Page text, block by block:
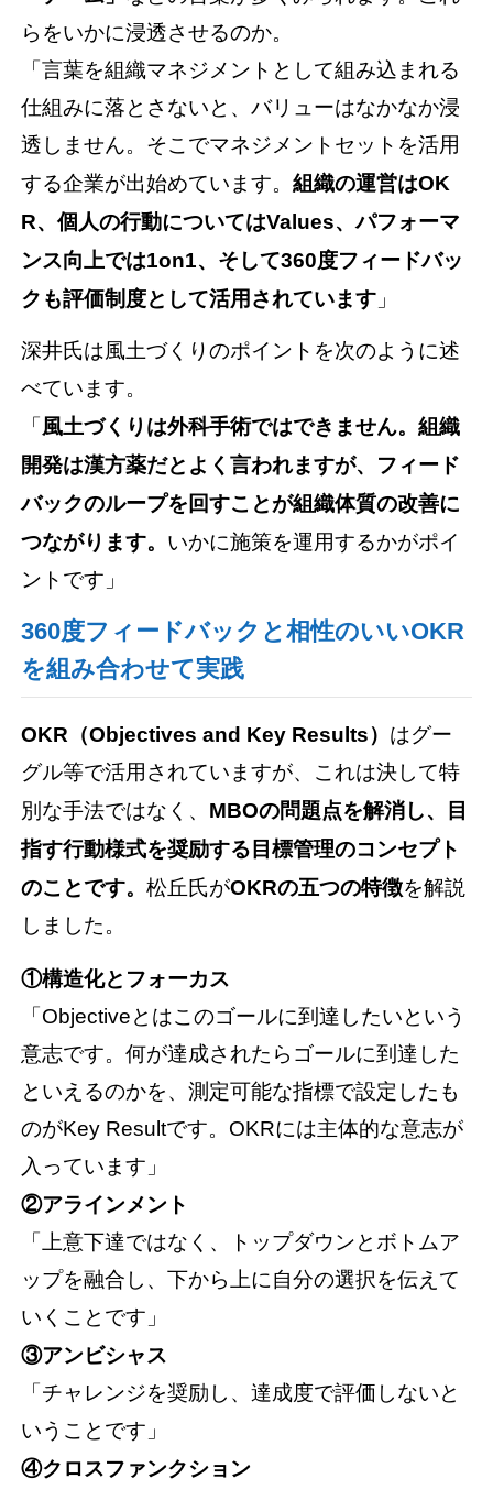
らをいかに浸透させるのか。
「言葉を組織マネジメントとして組み込まれる
仕組みに落とさないと、バリューはなかなか浸
透しません。そこでマネジメントセットを活用
する企業が出始めています。組織の運営はOK
R、個人の行動についてはValues、パフォーマ
ンス向上では1on1、そして360度フィードバッ
クも評価制度として活用されています 」
深井氏は風土づくりのポイントを次のように述
べています。
「風土づくりは外科手術ではできません。組織
開発は漢方薬だとよく言われますが、フィード
バックのループを回すことが組織体質の改善に
つながります。 いかに施策を運用するかがポイ
ントです」
360度フィードバックと相性のいいOKR
を組み合わせて実践
OKR（Objectives and Key Results） はグー
グル等で活用されていますが、これは決して特
別な手法ではなく、 MBOの問題点を解消し、目
指す行動様式を奨励する目標管理のコンセプト
のことです。松丘氏がOKRの五つの特徴を解説
しました。
①構造化とフォーカス
「Objectiveとはこのゴールに到達したいという
意志です。何が達成されたらゴールに到達した
といえるのかを、測定可能な指標で設定したも
のがKey Resultです。OKRには主体的な意志が
入っています」
②アラインメント
「上意下達ではなく、トップダウンとボトムア
ップを融合し、下から上に自分の選択を伝えて
いくことです」
③アンビシャス
「チャレンジを奨励し、達成度で評価しないと
いうことです」
④クロスファンクション